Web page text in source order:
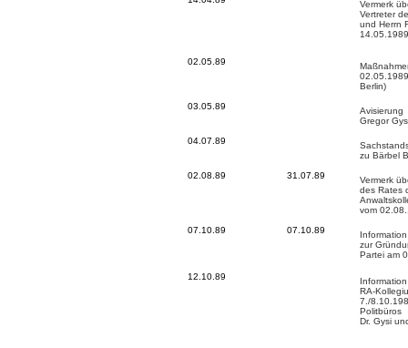
Vermerk
Vertreter
und Herrn
14.05.1989
02.05.89
Berlin)
03.05.89
Avisierung
Gregor
04.07.89
zu Bärbel
02.08.89
31.07.89
Vermerk
des Rates
vom
07.10.89
07.10.89
Information
zur
Partei am
12.10.89
RA-
7./
Politbüros
Dr. Gysi